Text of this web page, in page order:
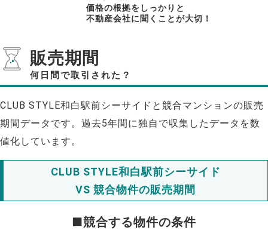
価格の根拠をしっかりと
不動産会社に聞くことが大切！
販売期間
何日間で取引された？
CLUB STYLE和白駅前シーサイドと競合マンションの販売
期間データです。過去5年間に独自で収集したデータを数
値化しています。
CLUB STYLE和白駅前シーサイド
VS 競合物件の販売期間
■競合する物件の条件